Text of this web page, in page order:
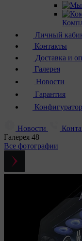
Личный
Контакты
Доставка и
Галерея
Новости
Гарантия
Новости
Галерея 48
Все фотографии